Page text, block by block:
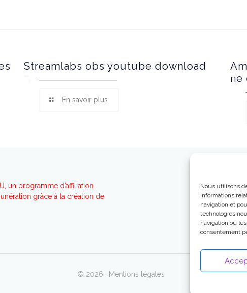
Nous utilisons
informations
navigation et
technologies
navigation ou
consentement
Streamlabs obs youtube download
En savoir plus
ne
un programme d’affiliation
grâce à la création de
© 2026 . Mentions légales